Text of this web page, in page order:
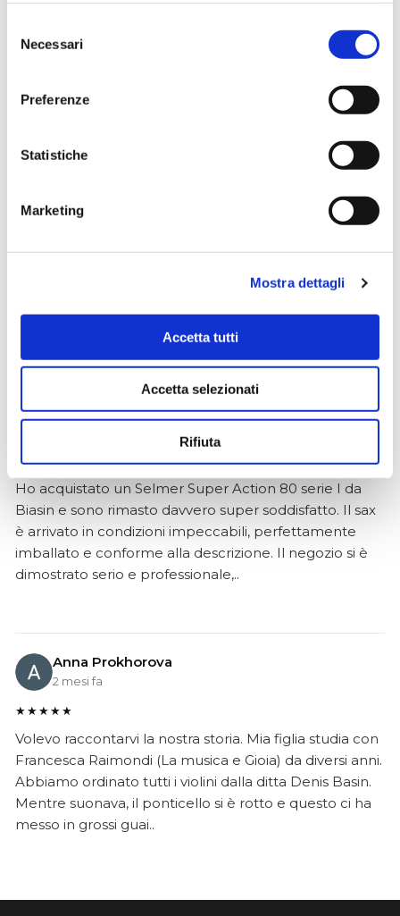
delNecessari
Preferenze
Statistiche
Marketing
Mostra dettagli
Accetta tutti
Accetta selezionati
Rifiuta
microfono professionale, amplificatore, cuffie, aste e
strumento è a dir poco meraviglioso e il resto dei
Simone Gasparoni
★★★★★
effettivamente disponibili come indicato sul sito, senza
Ciro Pio Donnarumma
★★★★★
Ho acquistato un Selmer Super Action 80 serie I da
Biasin e sono rimasto davvero super soddisfatto. Il sax
è arrivato in condizioni impeccabili, perfettamente
imballato e conforme alla descrizione. Il negozio si è
dimostrato serio e professionale,..
Anna Prokhorova
2 mesi fa
★★★★★
Volevo raccontarvi la nostra storia. Mia figlia studia con
Francesca Raimondi (La musica e Gioia) da diversi anni.
Abbiamo ordinato tutti i violini dalla ditta Denis Basin.
Mentre suonava, il ponticello si è rotto e questo ci ha
messo in grossi guai..